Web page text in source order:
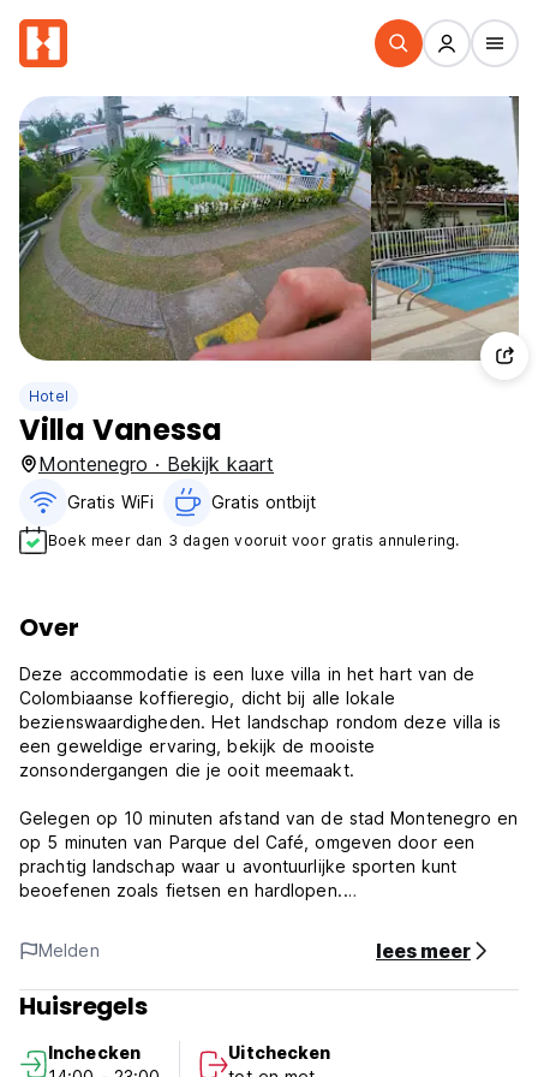
Hotel
Villa Vanessa
Montenegro · Bekijk kaart
Gratis WiFi Gratis ontbijt‎
Boek meer dan 3 dagen vooruit voor gratis annulering.
Over
Deze accommodatie is een luxe villa in het hart van de
Colombiaanse koffieregio, dicht bij alle lokale
bezienswaardigheden. Het landschap rondom deze villa is
een geweldige ervaring, bekijk de mooiste
zonsondergangen die je ooit meemaakt.
Gelegen op 10 minuten afstand van de stad Montenegro en
op 5 minuten van Parque del Café, omgeven door een
prachtig landschap waar u avontuurlijke sporten kunt
beoefenen zoals fietsen en hardlopen.
Alle kamers zijn ruim en hebben een eigen doucheruimte en
toilet. Er zijn een zwembad en een jacuzzi, evenals een
speelkamer en een keuken.
Melden lees meer
Huisregels
Inchecken
Uitchecken